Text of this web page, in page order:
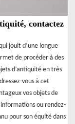
contactez
jouit d’une longue
de procéder à des
d’antiquité en très
vous à cet
vos objets de
ou rendez-
pour son équité dans